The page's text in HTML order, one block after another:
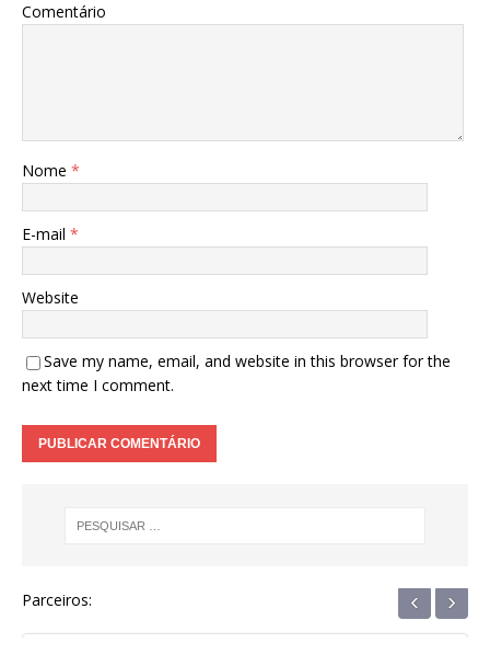
Comentário
Nome *
E-mail *
Website
Save my name, email, and website in this browser for the
next time I comment.
Parceiros: ‹ ›